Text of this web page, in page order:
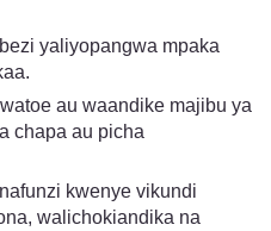
yaliyopangwa mpaka
au waandike majibu ya
chapa au picha
kwenye vikundi
walichokiandika na